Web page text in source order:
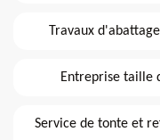
Travaux
Entreprise taille
Service de tonte et